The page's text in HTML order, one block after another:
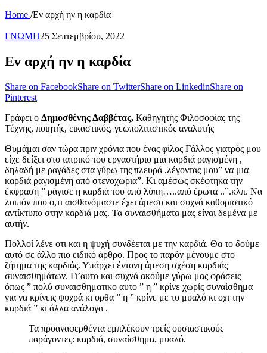
Home /Εν αρχή ην η καρδία
ΓΝΩΜΗ25 Σεπτεμβρίου, 2022
Εν αρχή ην η καρδία
Share on FacebookShare on TwitterShare on LinkedinShare on
Pinterest
Γράφει ο Δημοσθένης Δαββέτας, Καθηγητής Φιλοσοφίας της
Τέχνης, ποιητής, εικαστικός, γεωπολιτιστικός αναλυτής
Θυμάμαι σαν τώρα πριν χρόνια που ένας φίλος Γάλλος γιατρός μου
είχε δείξει στο ιατρικό του εργαστήριο μια καρδιά ραγισμένη ,
δηλαδή με ραγάδες στα γύρω της πλευρά ,λέγοντας μου” να μια
καρδιά ραγισμένη από στενοχωρια”. Κι αμέσως σκέφτηκα την
έκφραση ” ράγισε η καρδιά του από λύπη…..από έρωτα ..”.κλπ. Να
λοιπόν που ο,τι αισθανόμαστε έχει άμεσο και συχνά καθοριστικό
αντίκτυπο στην καρδιά μας. Τα συναισθήματα μας είναι δεμένα με
αυτήν.
Πολλοί λένε οτι και η ψυχή συνδέεται με την καρδιά. Θα το δούμε
αυτό σε άλλο πιο ειδικό άρθρο. Προς το παρόν μένουμε στο
ζήτημα της καρδιάς. Υπάρχει έντονη άμεση σχέση καρδιάς
συναισθημάτων. Γι’αυτο και συχνά ακούμε γύρω μας φράσεις
όπως ” πολύ συναισθηματικο αυτο ” η ” κρίνε χωρίς συναίσθημα
για να κρίνεις ψυχρά κι ορθα ” η ” κρίνε με το μυαλό κι οχι την
καρδιά ” κι άλλα ανάλογα .
Τα προαναφερθέντα εμπλέκουν τρείς ουσιαστικούς
παράγοντες: καρδιά, συναίσθημα, μυαλό.